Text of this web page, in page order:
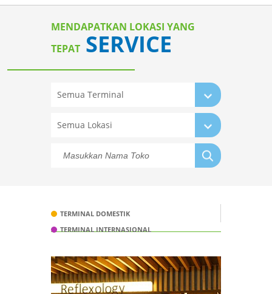
MENDAPATKAN LOKASI YANG
TEPAT SERVICE
Semua Terminal
Semua Lokasi
TERMINAL DOMESTIK
TERMINAL INTERNASIONAL